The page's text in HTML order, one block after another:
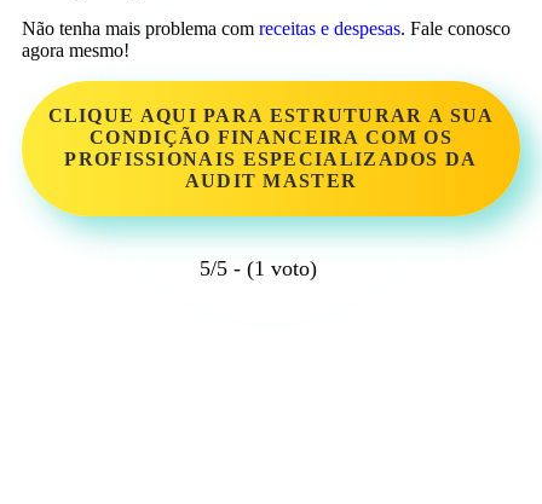
Não tenha mais problema com receitas e despesas. Fale conosco
agora mesmo!
CLIQUE AQUI PARA ESTRUTURAR A SUA
CONDIÇÃO FINANCEIRA COM OS
PROFISSIONAIS ESPECIALIZADOS DA
AUDIT MASTER
5/5 - (1 voto)